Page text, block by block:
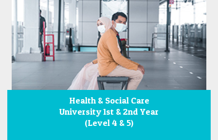
Health & Social Care
University 1st & 2nd Year
(Level 4 & 5)